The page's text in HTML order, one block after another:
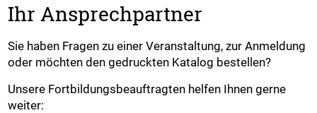
Ihr Ansprechpartner
Sie haben Fragen zu einer Veranstaltung, zur Anmeldung
oder möchten den gedruckten Katalog bestellen?
Unsere Fortbildungsbeauftragten helfen Ihnen gerne
weiter: